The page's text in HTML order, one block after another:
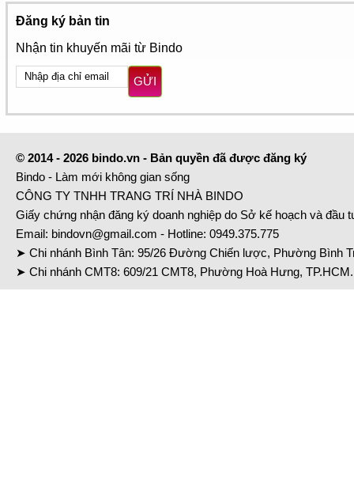
Đăng ký bản tin
Nhận tin khuyến mãi từ Bindo
GỬI
© 2014 - 2026 bindo.vn - Bản quyền đã được đăng ký
Bindo - Làm mới không gian sống
CÔNG TY TNHH TRANG TRÍ NHÀ BINDO
Giấy chứng nhận đăng ký doanh nghiệp do Sở kế hoạch và đầu
Email: bindovn@gmail.com - Hotline: 0949.375.775
➤ Chi nhánh Bình Tân: 95/26 Đường Chiến lược, Phường Bình
➤ Chi nhánh CMT8: 609/21 CMT8, Phường Hoà Hưng,